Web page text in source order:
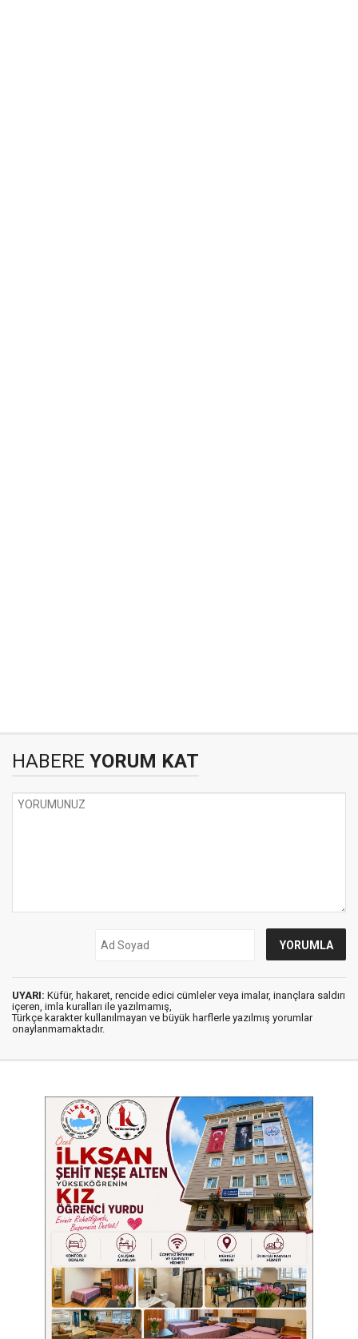
HABERE YORUM KAT
UYARI: Küfür, hakaret, rencide edici cümleler veya imalar, inançlara saldırı
içeren, imla kuralları ile yazılmamış,
Türkçe karakter kullanılmayan ve büyük harflerle yazılmış yorumlar
onaylanmamaktadır.